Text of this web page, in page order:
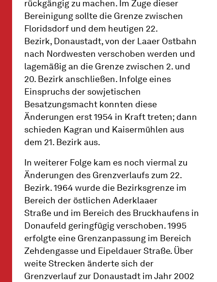
rückgängig zu machen. Im Zuge dieser
Bereinigung sollte die Grenze zwischen
Floridsdorf und dem heutigen 22.
Bezirk, Donaustadt, von der Laaer Ostbahn
nach Nordwesten verschoben werden und
lagemäßig an die Grenze zwischen 2. und
20. Bezirk anschließen. Infolge eines
Einspruchs der sowjetischen
Besatzungsmacht konnten diese
Änderungen erst 1954 in Kraft treten; dann
schieden Kagran und Kaisermühlen aus
dem 21. Bezirk aus.
In weiterer Folge kam es noch viermal zu
Änderungen des Grenzverlaufs zum 22.
Bezirk. 1964 wurde die Bezirksgrenze im
Bereich der östlichen Aderklaaer
Straße und im Bereich des Bruckhaufens in
Donaufeld geringfügig verschoben. 1995
erfolgte eine Grenzanpassung im Bereich
Zehdengasse und Eipeldauer Straße. Über
weite Strecken änderte sich der
Grenzverlauf zur Donaustadt im Jahr 2002